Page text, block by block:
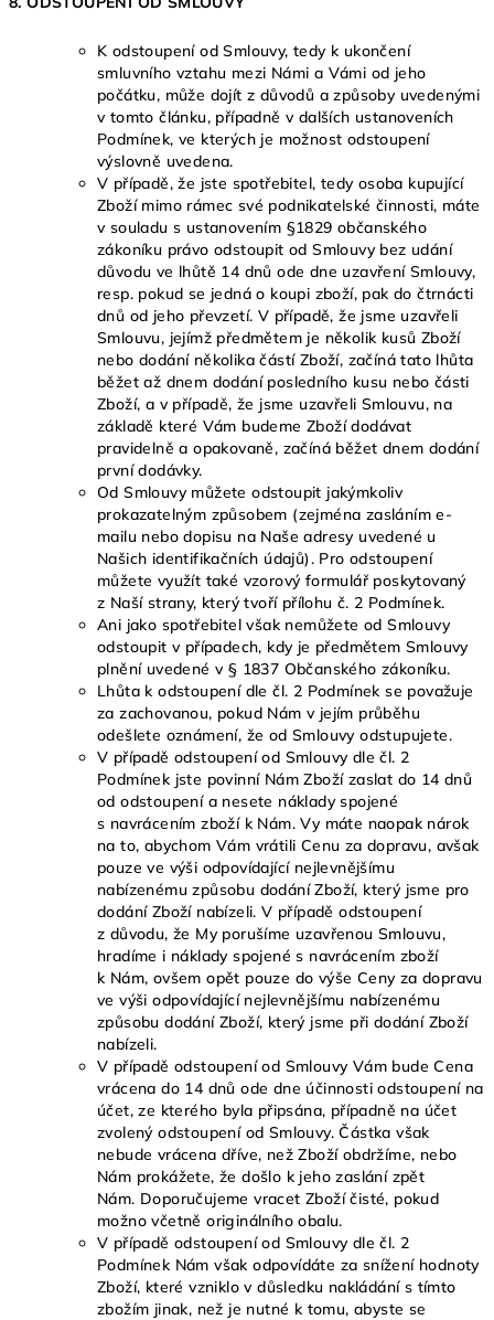
K odstoupení od Smlouvy, tedy k ukončení
smluvního vztahu mezi Námi a Vámi od jeho
počátku, může dojít z důvodů a způsoby uvedenými
v tomto článku, případně v dalších ustanoveních
Podmínek, ve kterých je možnost odstoupení
výslovně uvedena.
V případě, že jste spotřebitel, tedy osoba kupující
Zboží mimo rámec své podnikatelské činnosti, máte
v souladu s ustanovením §1829 občanského
zákoníku právo odstoupit od Smlouvy bez udání
důvodu ve lhůtě 14 dnů ode dne uzavření Smlouvy,
resp. pokud se jedná o koupi zboží, pak do čtrnácti
dnů od jeho převzetí. V případě, že jsme uzavřeli
Smlouvu, jejímž předmětem je několik kusů Zboží
nebo dodání několika částí Zboží, začíná tato lhůta
běžet až dnem dodání posledního kusu nebo části
Zboží, a v případě, že jsme uzavřeli Smlouvu, na
základě které Vám budeme Zboží dodávat
pravidelně a opakovaně, začíná běžet dnem dodání
první dodávky.
Od Smlouvy můžete odstoupit jakýmkoliv
prokazatelným způsobem (zejména zasláním e-
mailu nebo dopisu na Naše adresy uvedené u
Našich identifikačních údajů). Pro odstoupení
můžete využít také vzorový formulář poskytovaný
z Naší strany, který tvoří přílohu č. 2 Podmínek.
Ani jako spotřebitel však nemůžete od Smlouvy
odstoupit v případech, kdy je předmětem Smlouvy
plnění uvedené v § 1837 Občanského zákoníku.
Lhůta k odstoupení dle čl. 2 Podmínek se považuje
za zachovanou, pokud Nám v jejím průběhu
odešlete oznámení, že od Smlouvy odstupujete.
V případě odstoupení od Smlouvy dle čl. 2
Podmínek jste povinní Nám Zboží zaslat do 14 dnů
od odstoupení a nesete náklady spojené
s navrácením zboží k Nám. Vy máte naopak nárok
na to, abychom Vám vrátili Cenu za dopravu, avšak
pouze ve výši odpovídající nejlevnějšímu
nabízenému způsobu dodání Zboží, který jsme pro
dodání Zboží nabízeli. V případě odstoupení
z důvodu, že My porušíme uzavřenou Smlouvu,
hradíme i náklady spojené s navrácením zboží
k Nám, ovšem opět pouze do výše Ceny za dopravu
ve výši odpovídající nejlevnějšímu nabízenému
způsobu dodání Zboží, který jsme při dodání Zboží
nabízeli.
V případě odstoupení od Smlouvy Vám bude Cena
vrácena do 14 dnů ode dne účinnosti odstoupení na
účet, ze kterého byla připsána, případně na účet
zvolený odstoupení od Smlouvy. Částka však
nebude vrácena dříve, než Zboží obdržíme, nebo
Nám prokážete, že došlo k jeho zaslání zpět
Nám. Doporučujeme vracet Zboží čisté, pokud
možno včetně originálního obalu.
V případě odstoupení od Smlouvy dle čl. 2
Podmínek Nám však odpovídáte za snížení hodnoty
Zboží, které vzniklo v důsledku nakládání s tímto
zbožím jinak, než je nutné k tomu, abyste se